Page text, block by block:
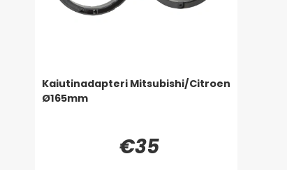
Kaiutinadapteri Mitsubishi/Citroen
Ø165mm
€35